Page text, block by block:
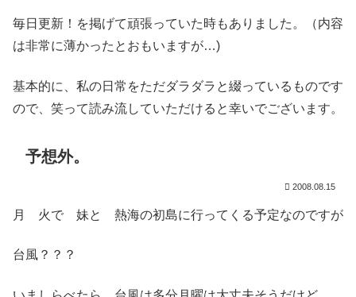
毎日更新！を掲げて頑張っていた時もありました。（内容
は非常に薄かったとおもいますが…)
基本的に、私の日常をただダラダラと綴っているものです
ので、笑って読み流していただけると幸いでございます。
予想外。
2008.08.15
月 火で 妹と 熱海の初島に行ってくる予定なのですが
台風？？？